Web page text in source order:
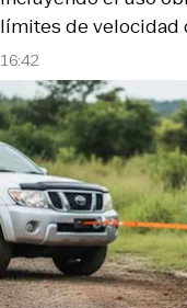
16:42
límites de